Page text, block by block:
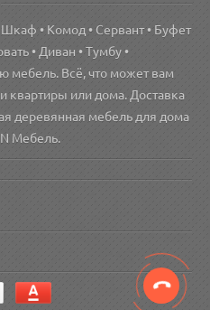
Шкаф • Комод • Сервант • Буфет
• Диван • Тумбу •
мебель. Всё, что может вам
квартиры или дома. Доставка
деревянная мебель для дома
Мебель.